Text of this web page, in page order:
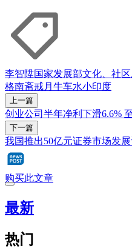
李智陞国家发展部文化、社
格南斋戒月 牛车水小印度
上一篇
创业公司半年净利下滑6.6%
下一篇
我国推出50亿元证券市场发
购买此文章
最新
热门